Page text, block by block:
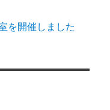
を開催しました